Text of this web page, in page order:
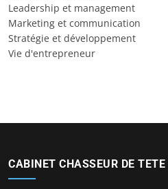
Leadership et management
Marketing et communication
Stratégie et développement
Vie d'entrepreneur
CABINET CHASSEUR DE TETE